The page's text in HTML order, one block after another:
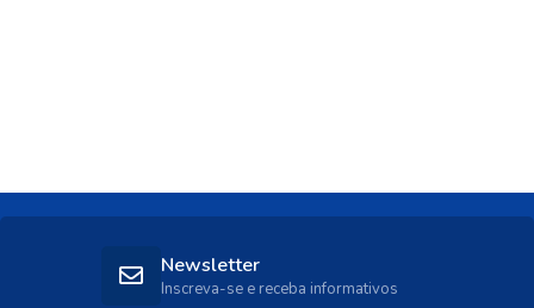
Newsletter
Inscreva-se e receba informativos